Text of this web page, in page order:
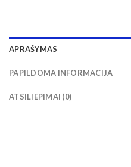
APRAŠYMAS
PAPILDOMA INFORMACIJA
ATSILIEPIMAI (0)